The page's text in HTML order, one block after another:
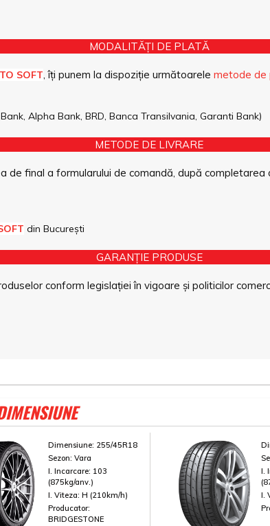
MODALITĂȚI DE PLATĂ
SOFT, îți punem la dispoziție următoarele metode de
Alpha Bank, BRD, Banca Transilvania, Garanti Bank)
METODE DE LIVRARE
de final a formularului de comandă, după
din București
GARANȚIE PRODUSE
conform legislației în vigoare și politicilor
Dimensiune: 255/45R18
Sezon: Vara
I. Incarcare: 103
(875kg/anv.)
I. Viteza: H (210km/h)
Producator:
BRIDGESTONE
I.
I.